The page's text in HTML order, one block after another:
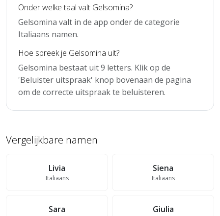
Onder welke taal valt Gelsomina?
Gelsomina valt in de app onder de categorie
Italiaans namen.
Hoe spreek je Gelsomina uit?
Gelsomina bestaat uit 9 letters. Klik op de
'Beluister uitspraak' knop bovenaan de pagina
om de correcte uitspraak te beluisteren.
Vergelijkbare namen
Livia
Italiaans
Siena
Italiaans
Sara Giulia